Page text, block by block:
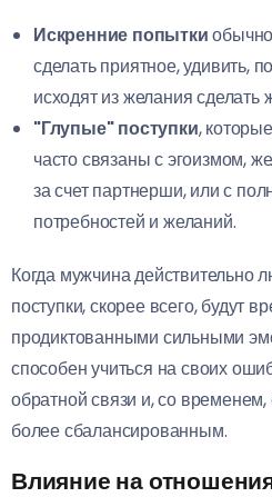
Искренние попытки
сделать приятное, удивить,
исходят из желания сделать
"Глупые" поступки,
часто связаны с эгоизмом,
за счет партнерши, или с
потребностей и желаний.
Когда мужчина действительно
поступки, скорее всего, будут
продиктованными сильными
способен учиться на своих
обратной связи и, со временем,
более сбалансированным.
Влияние на